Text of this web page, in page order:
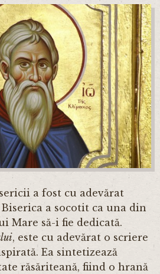
a fost cu adevărat
a socotit ca una din
Mare să-i fie dedicată.
, este cu adevărat o scriere
Ea sintetizează
răsăriteană, fiind o hrană